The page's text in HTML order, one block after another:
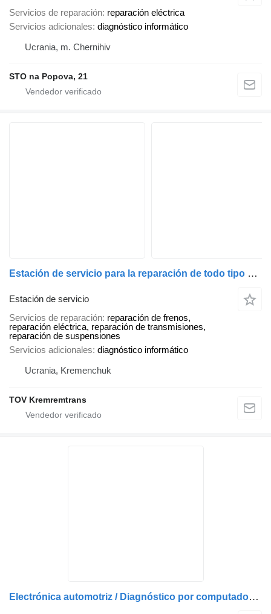
Servicios de reparación reparación eléctrica
Servicios adicionales diagnóstico informático
Ucrania, m. Chernihiv
STO na Popova, 21
Estación de servicio para la reparación de todo tipo de coches
Estación de servicio
Servicios de reparación reparación de frenos,
reparación eléctrica, reparación de transmisiones,
reparación de suspensiones
Servicios adicionales diagnóstico informático
Ucrania, Kremenchuk
TOV Kremremtrans
Electrónica automotriz / Diagnóstico por computadora / Electrónica automotriz